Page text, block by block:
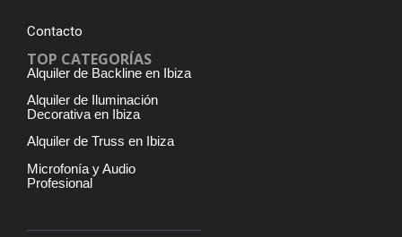
Contacto
TOP CATEGORÍAS
Alquiler de Backline en Ibiza
Alquiler de Iluminación
Decorativa en Ibiza
Alquiler de Truss en Ibiza
Microfonía y Audio
Profesional